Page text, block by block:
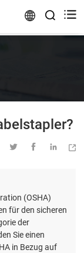
 
   
(OSHA)
für den sicheren
der
Sie einen
in Bezug auf